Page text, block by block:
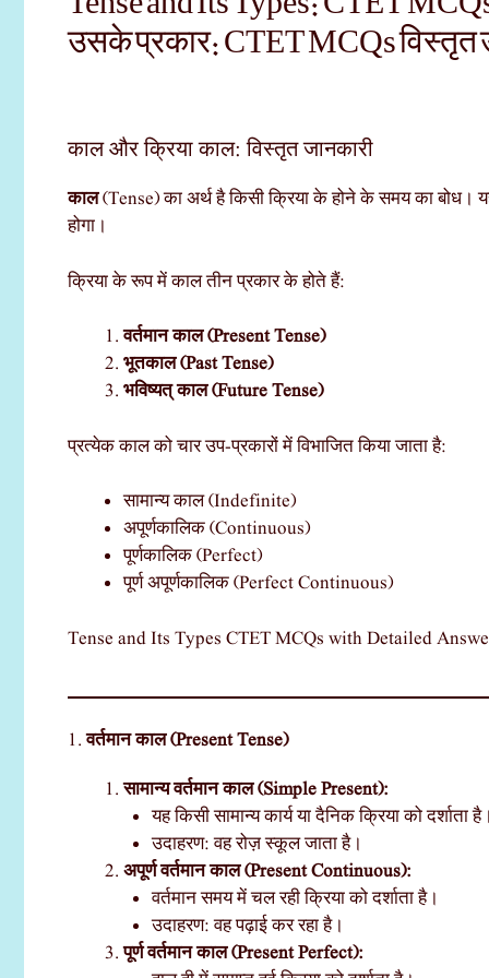
उसके प्रकार: CTET MCQs विस्तृत
काल और क्रिया काल: विस्तृत जानकारी
काल(Tense) का अर्थ है किसी क्रिया के होने के समय का बोध।
होगा।
क्रिया के रूप में काल तीन प्रकार के होते हैं:
वर्तमान काल (Present Tense)
भूतकाल (Past Tense)
भविष्यत् काल (Future Tense)
प्रत्येक काल को चार उप-प्रकारों में विभाजित किया जाता है:
सामान्य काल (Indefinite)
अपूर्णकालिक (Continuous)
पूर्णकालिक (Perfect)
पूर्ण अपूर्णकालिक (Perfect Continuous)
Tense and Its Types CTET MCQs with Detailed
1.वर्तमान काल (Present Tense)
सामान्य वर्तमान काल (Simple Present):
यह किसी सामान्य कार्य या दैनिक क्रिया को दर्शाता
उदाहरण: वह रोज़ स्कूल जाता है।
अपूर्ण वर्तमान काल (Present Continuous):
वर्तमान समय में चल रही क्रिया को दर्शाता है।
उदाहरण: वह पढ़ाई कर रहा है।
पूर्ण वर्तमान काल (Present Perfect):